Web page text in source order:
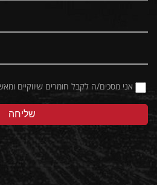
אני מסכים/ה לקבל חומרים שיווקיים